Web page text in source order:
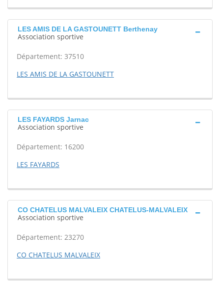
LES AMIS DE LA GASTOUNETT Berthenay
Association sportive
Département: 37510
LES AMIS DE LA GASTOUNETT
LES FAYARDS Jarnac
Association sportive
Département: 16200
LES FAYARDS
CO CHATELUS MALVALEIX CHATELUS-MALVALEIX
Association sportive
Département: 23270
CO CHATELUS MALVALEIX